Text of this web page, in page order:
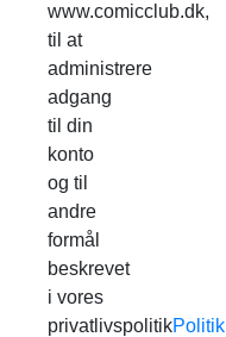
www.comicclub.dk,
til at
administrere
adgang
til din
konto
og til
andre
formål
beskrevet
i vores
privatlivspolitikPolitik